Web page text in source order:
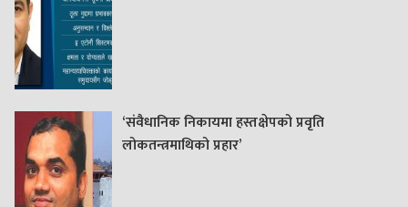
‘संवैधानिक निकायमा हस्तक्षेपको प्रवृति
लोकतन्त्रमाथिको प्रहार’